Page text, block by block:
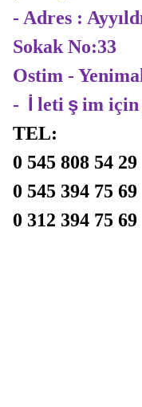
- Adres :
Sokak No:33
Ostim -
- İ leti şim için
TEL:
0 545 808 54 29
0 545 394 75 69
0 312 394 75 69